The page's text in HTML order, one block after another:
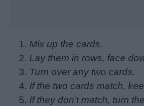
Menu
Schede
didattiche
Mix up the cards.
Lay them in rows, face
Turn over any two cards.
If the two cards match,
If they don’t match, turn